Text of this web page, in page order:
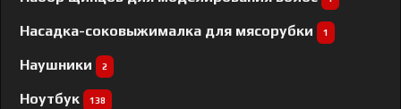
Насадка-соковыжималка для мясорубки 1
Наушники 2
Ноутбук 138